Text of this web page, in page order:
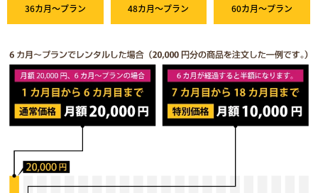
36カ月～プラン 48カ月～プラン 60カ月～プラン